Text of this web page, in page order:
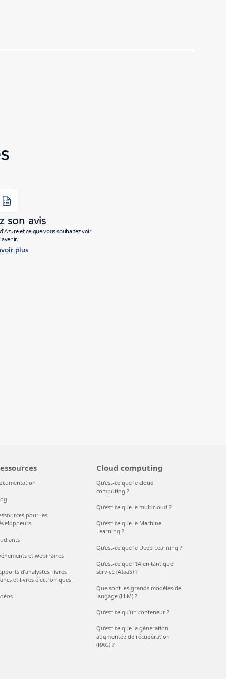
son avis
et ce que vous souhaitez voir
plus
pour les
et webinaires
d’analystes, livres
et livres électroniques
Cloud computing
Qu’est-ce que le cloud
computing ?
Qu’est-ce que le multicloud ?
Qu’est-ce que le Machine
Learning ?
Qu’est-ce que le Deep Learning ?
Qu’est-ce que l’IA en tant que
service (AIaaS) ?
Que sont les grands modèles de
langage (LLM) ?
Qu’est-ce qu’un conteneur ?
Qu’est-ce que la génération
augmentée de récupération
(RAG) ?